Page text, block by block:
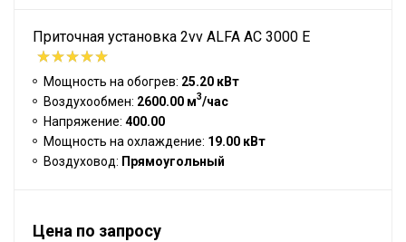
Приточная установка 2vv ALFA AC 3000 E
Мощность на обогрев: 25.20 кВт
Воздухообмен: 2600.00 м3/час
Напряжение: 400.00
Мощность на охлаждение: 19.00 кВт
Воздуховод: Прямоугольный
Цена по запросу